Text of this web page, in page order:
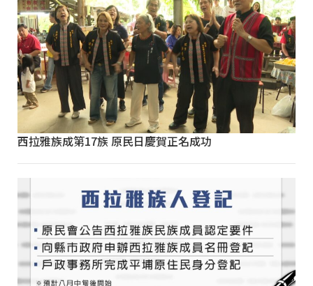
西拉雅族成第17族 原民日慶賀正名成功